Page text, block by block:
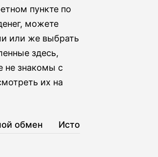
пункте по
можете
или же выбрать
здесь,
не знакомы с
их на
обмен История